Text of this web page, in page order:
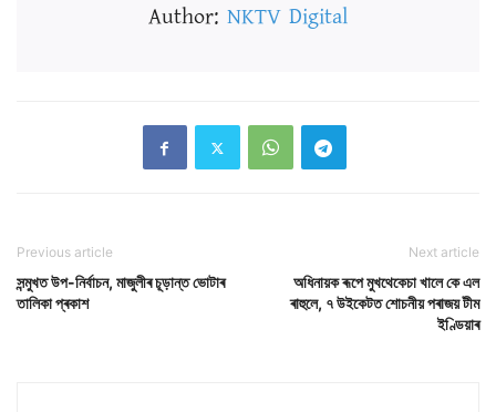
Author: NKTV Digital
Previous article
সন্মুখত উপ-নিৰ্বাচন, মাজুলীৰ চূড়ান্ত ভোটাৰ
তালিকা প্ৰকাশ
Next article
অধিনায়ক ৰূপে মুখথেকেচা খালে কে এল
ৰাহুলে, ৭ উইকেটত শোচনীয় পৰাজয় টীম
ইণ্ডিয়াৰ